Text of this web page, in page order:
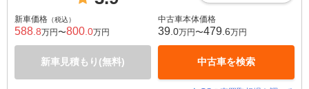
新車価格 （税込）
588 .8万円〜800 .0万円
新車見積もり(無料)
中古車本体価格
39 .0万円〜479 .6万円
中古車を検索